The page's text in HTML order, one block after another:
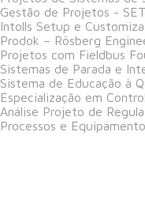
Gestão de Projetos -
Intolls Setup e
Prodok – Rösberg
Projetos com Fieldbus
Sistemas de Parada e
Sistema de Educação à
Especialização em
Análise Projeto de
Processos e